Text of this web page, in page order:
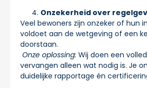
Onzekerheid over
Veel bewoners zijn onzeker of hun
voldoet aan de wetgeving of een
doorstaan.
Onze oplossing: Wij doen een
vervangen alleen wat nodig is. Je
duidelijke rapportage én